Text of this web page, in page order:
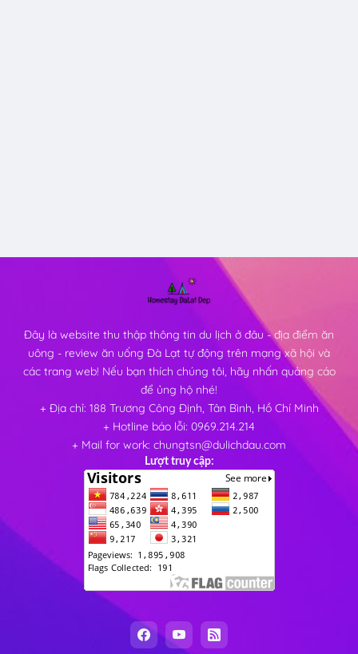
Đây là website thu thập thông tin du lịch ở đâu - địa điểm ăn
uông - review ăn uống Đà Lạt tự động trên mạng xã hội và
các trang web! Nếu bạn thích chúng tôi, hãy nhấn quảng cáo
để ủng hộ nhé!
+ Địa chỉ: 188 Trương Công Định, Tân Bình, Hồ Chí Minh
+ Hotline báo lỗi: 0969.214.214
+ Mail for work: chungtsn@dulichdau.com
Lượt truy cập: